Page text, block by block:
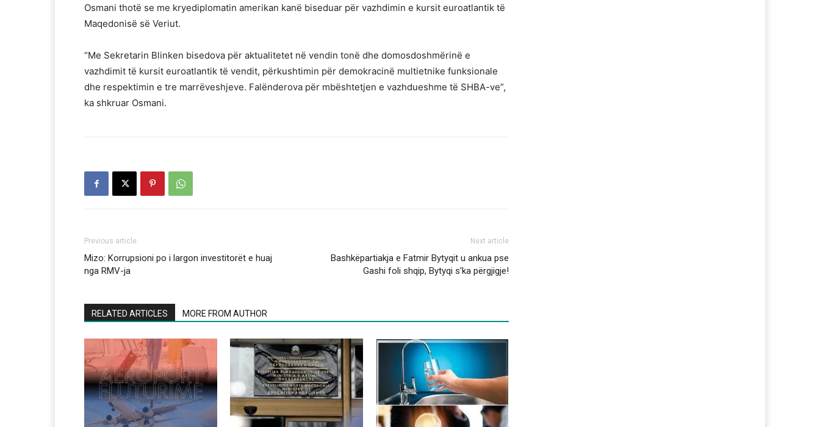
Osmani thotë se me kryediplomatin amerikan kanë biseduar për vazhdimin e kursit euroatlantik të
Maqedonisë së Veriut.
“Me Sekretarin Blinken bisedova për aktualitetet në vendin tonë dhe domosdoshmërinë e
vazhdimit të kursit euroatlantik të vendit, përkushtimin për demokracinë multietnike funksionale
dhe respektimin e tre marrëveshjeve. Falënderova për mbështetjen e vazhdueshme të SHBA-ve”,
ka shkruar Osmani.
Previous article
Mizo: Korrupsioni po i largon investitorët e huaj
nga RMV-ja
Next article
Bashkëpartiakja e Fatmir Bytyqit u ankua pse
Gashi foli shqip, Bytyqi s’ka përgjigje!
RELATED ARTICLES MORE FROM AUTHOR